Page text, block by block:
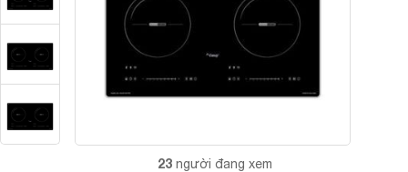
23 người đang xem